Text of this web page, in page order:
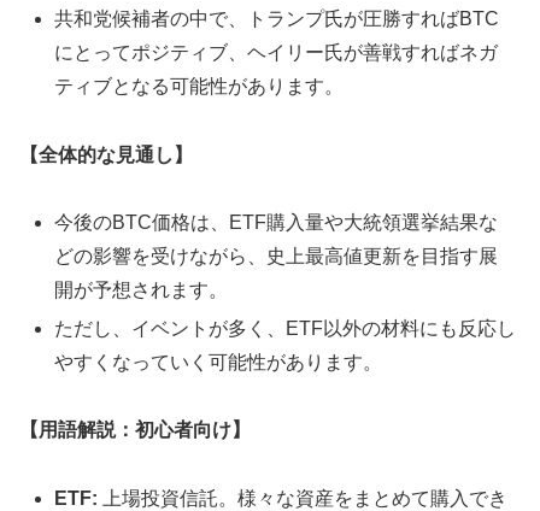
共和党候補者の中で、トランプ氏が圧勝すればBTC
にとってポジティブ、ヘイリー氏が善戦すればネガ
ティブとなる可能性があります。
【全体的な見通し】
今後のBTC価格は、ETF購入量や大統領選挙結果な
どの影響を受けながら、史上最高値更新を目指す展
開が予想されます。
ただし、イベントが多く、ETF以外の材料にも反応し
やすくなっていく可能性があります。
【用語解説：初心者向け】
ETF: 上場投資信託。様々な資産をまとめて購入でき